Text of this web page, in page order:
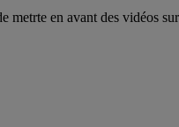
en avant des vidéos